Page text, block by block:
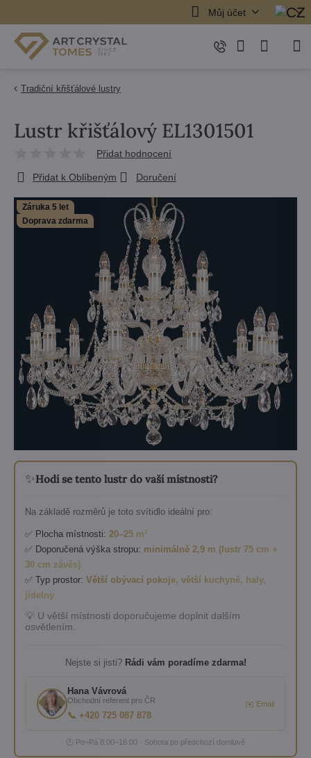
Můj účet
Tradiční křišťálové lustry
Záruka 5 let
Doprava zdarma
✨Hodí se tento lustr do vaší místnosti?
Na základě rozměrů je toto svítidlo ideální pro:
✅ Plocha místnosti: 20–25 m²
✅ Doporučená výška stropu: minimálně 2,9 m (lustr 75 cm +
30 cm závěs)
✅ Typ prostor: Větší obývací pokoje, větší kuchyně, haly,
jídelny
💡 U větší místnosti doporučujeme doplnit dalším
osvětlením.
Nejste si jisti? Rádi vám poradíme zdarma!
Hana Vávrová
Obchodní referent pro ČR
📞 +420 725 087 878
✉️ Email
🕐 Po–Pá 8:00–16:00 · Sobota po předchozí domluvě
Lustr křišťálový EL1301501
Přidat hodnocení
Přidat k Oblíbeným Doručení